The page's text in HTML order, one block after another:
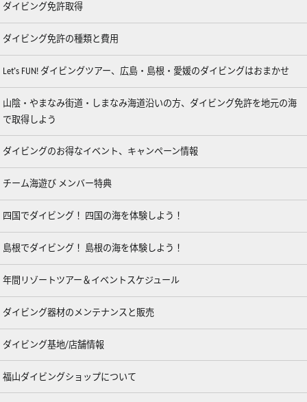
ダイビング免許取得
ダイビング免許の種類と費用
Let’s FUN! ダイビングツアー、広島・島根・愛媛のダイビングはおまかせ
山陰・やまなみ街道・しまなみ海道沿いの方、ダイビング免許を地元の海
で取得しよう
ダイビングのお得なイベント、キャンペーン情報
チーム海遊び メンバー特典
四国でダイビング！ 四国の海を体験しよう！
島根でダイビング！ 島根の海を体験しよう！
年間リゾートツアー＆イベントスケジュール
ダイビング器材のメンテナンスと販売
ダイビング基地/店舗情報
福山ダイビングショップについて